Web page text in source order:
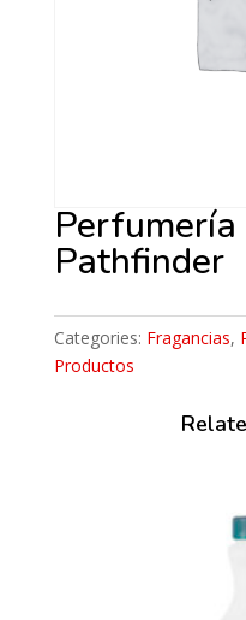
Pathfinder
Categories: Fragancias,
Productos